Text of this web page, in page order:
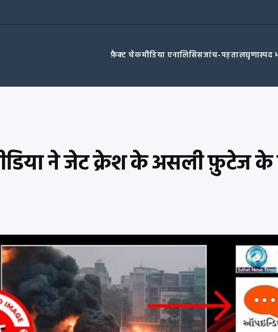
फ़ैक्ट चेकमीडिया एनालिसिसजांच-पड़तालघृणास्पद
मीडिया ने जेट क्रेश के असली फ़ुटेज